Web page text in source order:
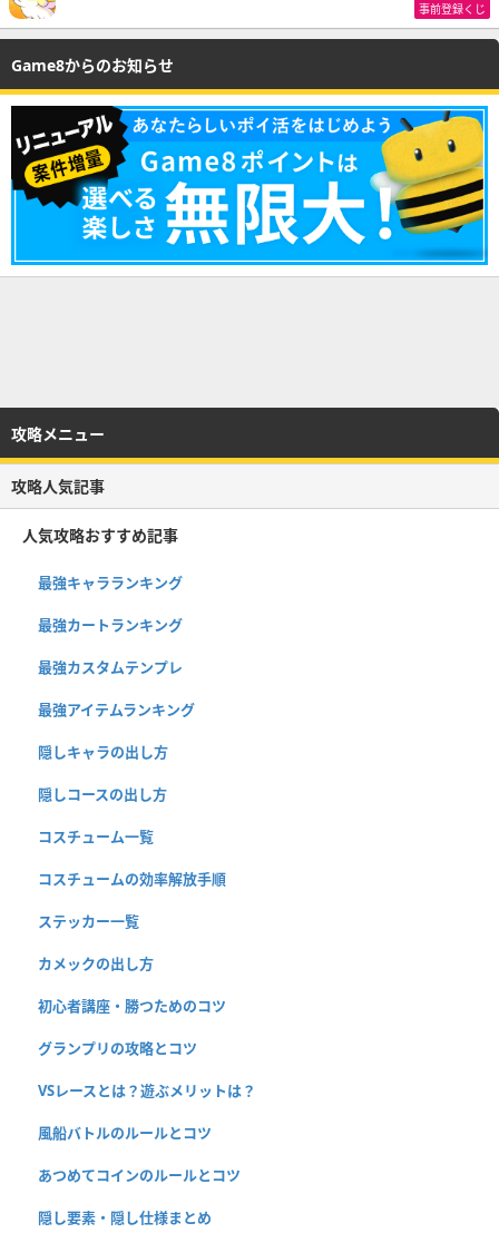
事前登録くじ
Game8からのお知らせ
攻略メニュー
攻略人気記事
人気攻略おすすめ記事
最強キャラランキング
最強カートランキング
最強カスタムテンプレ
最強アイテムランキング
隠しキャラの出し方
隠しコースの出し方
コスチューム一覧
コスチュームの効率解放手順
ステッカー一覧
カメックの出し方
初心者講座・勝つためのコツ
グランプリの攻略とコツ
VSレースとは？遊ぶメリットは？
風船バトルのルールとコツ
あつめてコインのルールとコツ
隠し要素・隠し仕様まとめ